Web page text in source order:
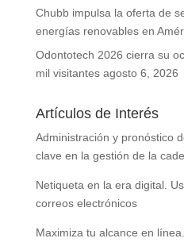
Chubb impulsa la oferta de
energías renovables en
Odontotech 2026 cierra su
mil visitantes agosto 6, 2026
Artículos de Interés
Administración y pronóstico
clave en la gestión de la
Netiqueta en la era digital.
correos electrónicos
Maximiza tu alcance en